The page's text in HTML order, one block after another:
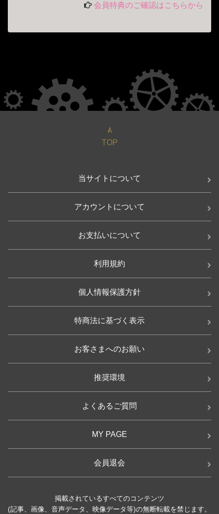
会員特典のご確認はこちらから
TOP
当サイトについて
アカウントについて
お支払いについて
利用規約
個人情報保護方針
特商法に基づく表示
お客さまへのお願い
推奨環境
よくあるご質問
MY PAGE
会員退会
掲載されているすべてのコンテンツ
(記事、画像、音声データ、映像データ等)の無断転載を禁じます。